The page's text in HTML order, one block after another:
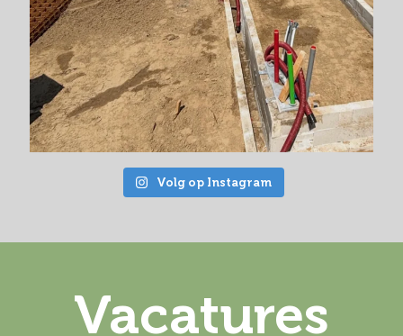
Volg op Instagram
Vacatures